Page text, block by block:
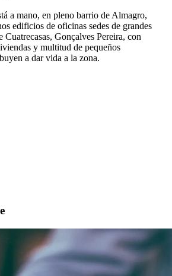
a mano, en pleno barrio de Almagro,
edificios de oficinas sedes de grandes
Cuatrecasas, Gonçalves Pereira, con
y multitud de pequeños
a dar vida a la zona.